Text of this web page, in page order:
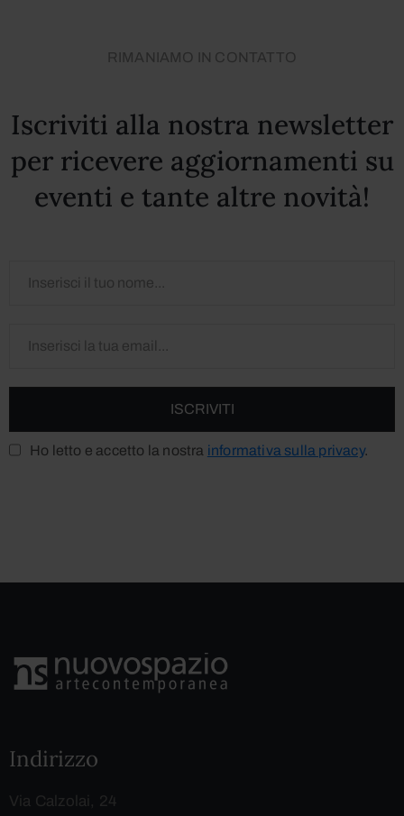
RIMANIAMO IN CONTATTO
Iscriviti alla nostra newsletter
per ricevere aggiornamenti su
eventi e tante altre novità!
Ho letto e accetto la nostra informativa sulla privacy.
Indirizzo
Via Calzolai, 24